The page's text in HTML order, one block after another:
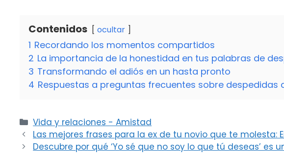
Contenidos ocultar
1 Recordando los momentos compartidos
2 La importancia de la honestidad en tus palabras de
3 Transformando el adiós en un hasta pronto
4 Respuestas a preguntas frecuentes sobre despedidas
Categorías
Vida y relaciones - Amistad
Las mejores frases para la ex de tu novio que te molesta:
Descubre por qué ‘Yo sé que no soy lo que tú deseas’